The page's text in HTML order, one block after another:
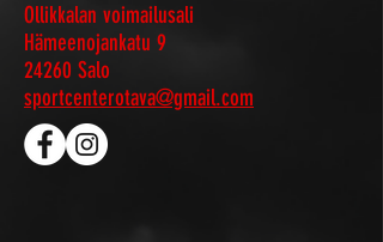
Ollikkalan voimailusali
Hämeenojankatu 9
24260 Salo
sportcenterotava@gmail.com